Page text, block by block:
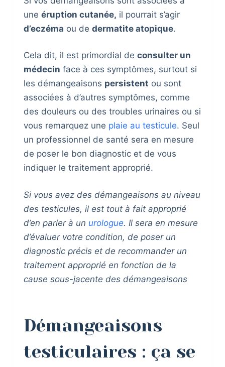
une éruption cutanée, il pourrait s’agir
d’eczéma ou de dermatite atopique.
Cela dit, il est primordial de consulter un
médecin face à ces symptômes, surtout si
les démangeaisons persistent ou sont
associées à d’autres symptômes, comme
des douleurs ou des troubles urinaires ou si
vous remarquez une plaie au testicule. Seul
un professionnel de santé sera en mesure
de poser le bon diagnostic et de vous
indiquer le traitement approprié.
Si vous avez des démangeaisons au niveau
des testicules, il est tout à fait approprié
d’en parler à un urologue. Il sera en mesure
d’évaluer votre condition, de poser un
diagnostic précis et de recommander un
traitement approprié en fonction de la
cause sous-jacente des démangeaisons
Démangeaisons
testiculaires : ça se